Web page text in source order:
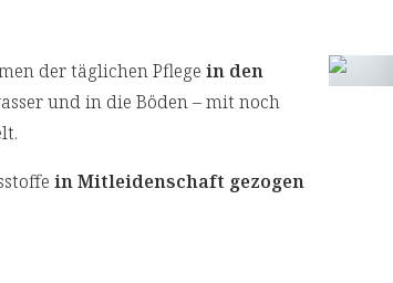
der täglichen Pflege in den
und in die Böden – mit noch
in Mitleidenschaft gezogen